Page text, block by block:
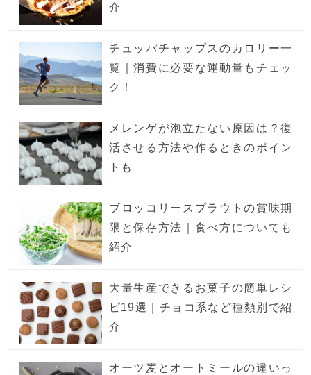
介
チュッパチャップスのカロリー一
覧｜消費に必要な運動量もチェッ
ク！
メレンゲが泡立たない原因は？復
活させる方法や作るときのポイン
トも
ブロッコリースプラウトの賞味期
限と保存方法｜食べ方についても
紹介
大量生産できるお菓子の簡単レシ
ピ19選｜チョコ系など種類別で紹
介
オーツ麦とオートミールの違いっ